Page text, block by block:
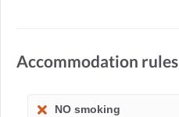
Accommodation rules
NO smoking